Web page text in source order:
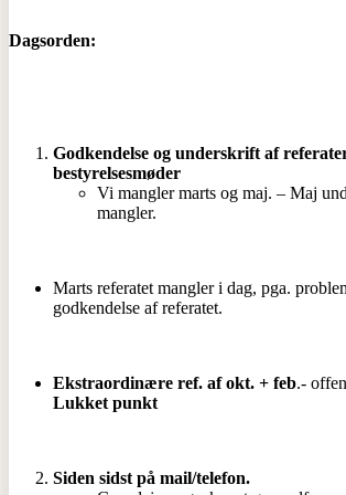
Dagsorden:
Godkendelse og underskrift af
bestyrelsesmøder
Vi mangler marts og maj. – Maj
mangler.
Marts referatet mangler i dag, pga.
godkendelse af referatet.
Ekstraordinære ref. af okt. + feb.-
Lukket punkt
Siden sidst på mail/telefon.